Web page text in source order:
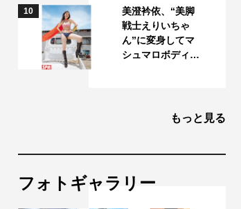
10
美澄衿依、“美脚
戦士えりいちゃ
ん”に変身してマ
シュマロボディ…
もっと見る
フォトギャラリー